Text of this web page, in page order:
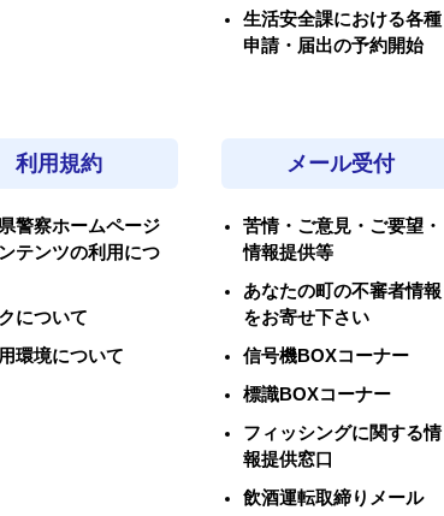
生活安全課における各種
申請・届出の予約開始
利用規約
警察ホームページ
テンツの利用につ
について
環境について
メール受付
苦情・ご意見・ご要望・
情報提供等
あなたの町の不審者情報
をお寄せ下さい
信号機BOXコーナー
標識BOXコーナー
フィッシングに関する情
報提供窓口
飲酒運転取締りメール